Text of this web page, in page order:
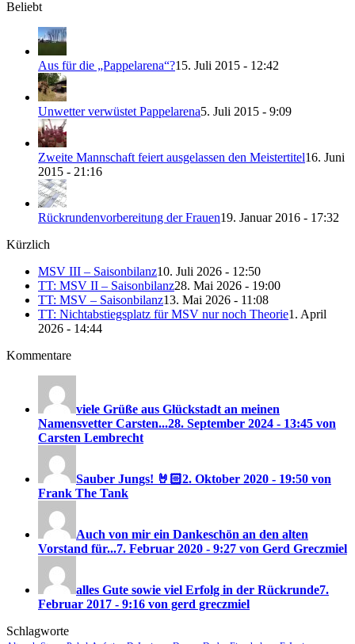
Beliebt
Aus für die „Pappelarena“?15. Juli 2015 - 12:42
Unwetter verwüstet Pappelarena5. Juli 2015 - 9:09
Zweite Mannschaft feiert ausgelassen den Meistertitel16. Juni
2015 - 21:16
Rückrundenvorbereitung der Frauen19. Januar 2016 - 17:32
Kürzlich
MSV III – Saisonbilanz10. Juli 2026 - 12:50
TT: MSV II – Saisonbilanz28. Mai 2026 - 19:00
TT: MSV – Saisonbilanz13. Mai 2026 - 11:08
TT: Nichtabstiegsplatz für MSV nur noch Theorie1. April
2026 - 14:44
Kommentare
viele Grüße aus Glückstadt an meinen
Namensvetter Carsten...28. September 2024 - 13:45 von
Carsten Lembrecht
Sauber Jungs! 🤘🏻2. Oktober 2020 - 19:50 von
Frank The Tank
Auch von mir ein Dankeschön an den alten
Vorstand für...7. Februar 2020 - 9:27 von Gerd Greczmiel
alles Gute sowie viel Erfolg in der Rückrunde7.
Februar 2017 - 9:16 von gerd greczmiel
Schlagworte